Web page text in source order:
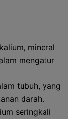
mineral
mengatur
tubuh, yang
darah.
seringkali